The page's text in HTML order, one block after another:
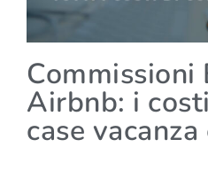
Commissioni
Airbnb: i
case